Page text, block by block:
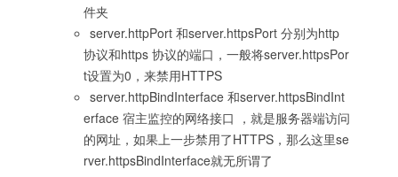
件夹
server.httpPort 和server.httpsPort 分别为http
协议和https 协议的端口，一般将server.httpsPor
t设置为0，来禁用HTTPS
server.httpBindInterface 和server.httpsBindInt
erface 宿主监控的网络接口 ，就是服务器端访问
的网址，如果上一步禁用了HTTPS，那么这里se
rver.httpsBindInterface就无所谓了